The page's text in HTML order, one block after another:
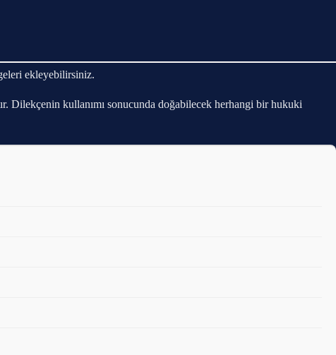
ekleyebilirsiniz.
Dilekçenin kullanımı sonucunda doğabilecek herhangi bir hukuki